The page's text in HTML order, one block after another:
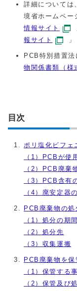
詳細については
境省ホームペー
情報サイト
報サイト
PCB特別措置法
物関係書類（様
目次
ポリ塩化ビフェ
（1）PCBが使
（2）PCB廃棄
（3）PCB含有
（4）廃安定器
PCB廃棄物の処
（1）処分の期間
（2）処分先
（3）収集運搬
PCB廃棄物を
（1）保管する
（2）保管及び